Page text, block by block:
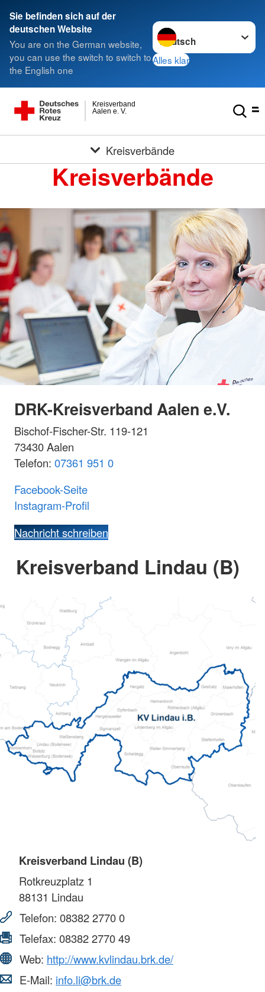
Sie befinden sich auf der
deutschen Website
You are on the German website,
you can use the switch to switch to
the English one
Sprache wechseln zu
Alles klar
Aalen e. V.
Kreisverband
Kreisverbände
Kreisverbände
DRK-Kreisverband Aalen e.V.
Bischof-Fischer-Str. 119-121
73430 Aalen
Telefon: 07361 951 0
Facebook-Seite
Instagram-Profil
Nachricht schreiben
Kreisverband Lindau (B)
Kreisverband Lindau (B)
Rotkreuzplatz 1
88131 Lindau
Telefon: 08382 2770 0
Telefax: 08382 2770 49
Web: http://www.kvlindau.brk.de/
E-Mail: info.li@brk.de